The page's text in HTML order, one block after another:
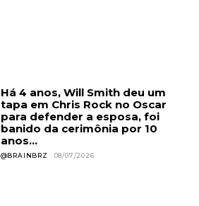
Há 4 anos, Will Smith deu um
tapa em Chris Rock no Oscar
para defender a esposa, foi
banido da cerimônia por 10
anos...
@BRAINBRZ 08/07/2026